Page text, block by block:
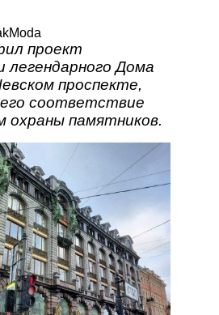
проект
легендарного Дома
проспекте,
соответствие
охраны памятников.